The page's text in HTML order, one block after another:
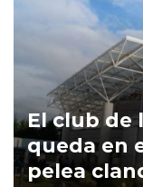
El club de
queda en
pelea